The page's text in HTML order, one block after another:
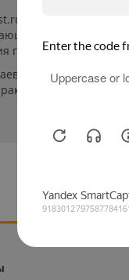
(далее «сайт»)
Указанные на
сайта.
производители
и